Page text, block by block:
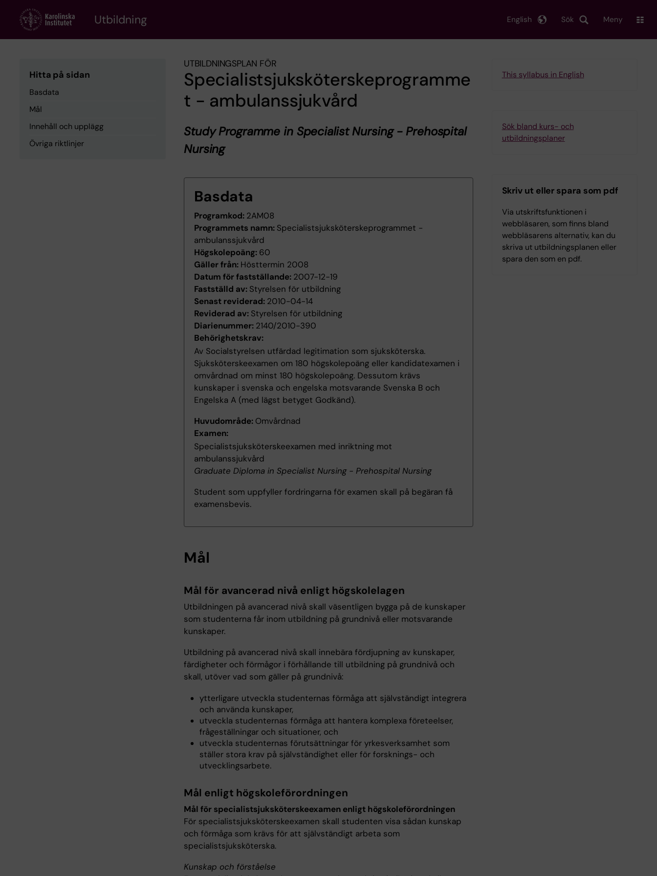
content
Utbildning Sök
English Meny
Hitta på sidan
Basdata
Mål
Innehåll och upplägg
Övriga riktlinjer
UTBILDNINGSPLAN FÖR
Specialistsjuksköterskeprogramme
t - ambulanssjukvård
Study Programme in Specialist Nursing - Prehospital
Nursing
Basdata
Programkod: 2AM08
Programmets namn: Specialistsjuksköterskeprogrammet -
ambulanssjukvård
Högskolepoäng: 60
Gäller från: Hösttermin 2008
Datum för fastställande: 2007-12-19
Fastställd av: Styrelsen för utbildning
Senast reviderad: 2010-04-14
Reviderad av: Styrelsen för utbildning
Diarienummer: 2140/2010-390
Behörighetskrav:
Av Socialstyrelsen utfärdad legitimation som sjuksköterska.
Sjuksköterskeexamen om 180 högskolepoäng eller kandidatexamen i
omvårdnad om minst 180 högskolepoäng. Dessutom krävs
kunskaper i svenska och engelska motsvarande Svenska B och
Engelska A (med lägst betyget Godkänd).
Huvudområde: Omvårdnad
Examen:
Specialistsjuksköterskeexamen med inriktning mot
ambulanssjukvård
Graduate Diploma in Specialist Nursing - Prehospital Nursing
Student som uppfyller fordringarna för examen skall på begäran få
examensbevis.
Mål
Mål för avancerad nivå enligt högskolelagen
Utbildningen på avancerad nivå skall väsentligen bygga på de kunskaper
som studenterna får inom utbildning på grundnivå eller motsvarande
kunskaper.
Utbildning på avancerad nivå skall innebära fördjupning av kunskaper,
färdigheter och förmågor i förhållande till utbildning på grundnivå och
skall, utöver vad som gäller på grundnivå:
ytterligare utveckla studenternas förmåga att självständigt integrera
och använda kunskaper,
utveckla studenternas förmåga att hantera komplexa företeelser,
frågeställningar och situationer, och
utveckla studenternas förutsättningar för yrkesverksamhet som
ställer stora krav på självständighet eller för forsknings- och
utvecklingsarbete.
Mål enligt högskoleförordningen
Mål för specialistsjuksköterskeexamen enligt högskoleförordningen
För specialistsjuksköterskeexamen skall studenten visa sådan kunskap
och förmåga som krävs för att självständigt arbeta som
specialistsjuksköterska.
Kunskap och förståelse
This syllabus in English
Sök bland kurs- och
utbildningsplaner
Skriv ut eller spara som pdf
Via utskriftsfunktionen i
webbläsaren, som finns bland
webbläsarens alternativ, kan du
skriva ut utbildningsplanen eller
spara den som en pdf.